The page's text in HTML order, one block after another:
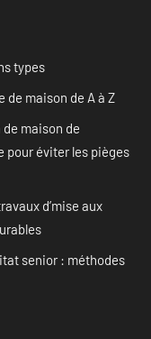
types
de maison de A à Z
maison de
éviter les pièges
d’mise aux
senior : méthodes